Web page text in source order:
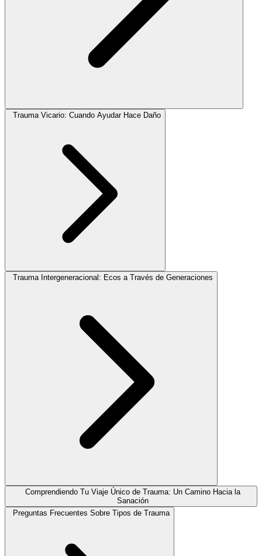
Trauma Vicario: Cuando Ayudar Hace Daño
Trauma Intergeneracional: Ecos a Través de Generaciones
Comprendiendo Tu Viaje Único de Trauma: Un Camino Hacia la
Sanación
Preguntas Frecuentes Sobre Tipos de Trauma